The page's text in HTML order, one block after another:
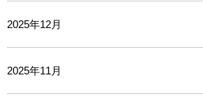
2025年12月
2025年11月